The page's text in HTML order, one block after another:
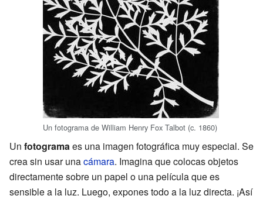
Un fotograma de William Henry Fox Talbot (c. 1860)
Un fotograma es una imagen fotográfica muy especial. Se
crea sin usar unacámara. Imagina que colocas objetos
directamente sobre un papel o una película que es
sensible a la luz. Luego, expones todo a la luz directa. ¡Así